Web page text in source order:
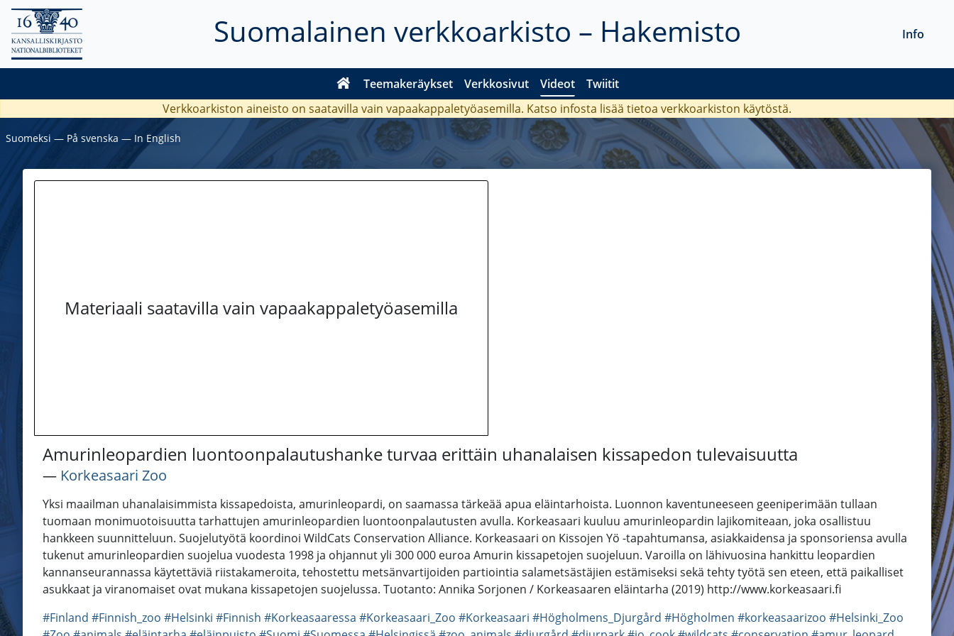
Suomalainen verkkoarkisto – Hakemisto
Teemakeräykset Verkkosivut Videot Twiitit
Info
Verkkoarkiston aineisto on saatavilla vain vapaakappaletyöasemilla. Katso infosta lisää tietoa verkkoarkiston käytöstä.
Suomeksi ― På svenska ― In English
Materiaali saatavilla vain vapaakappaletyöasemilla
Amurinleopardien luontoonpalautushanke turvaa erittäin uhanalaisen kissapedon tulevaisuutta
― Korkeasaari Zoo
Yksi maailman uhanalaisimmista kissapedoista, amurinleopardi, on saamassa tärkeää apua eläintarhoista. Luonnon kaventuneeseen geeniperimään tullaan
tuomaan monimuotoisuutta tarhattujen amurinleopardien luontoonpalautusten avulla. Korkeasaari kuuluu amurinleopardin lajikomiteaan, joka osallistuu
hankkeen suunnitteluun. Suojelutyötä koordinoi WildCats Conservation Alliance. Korkeasaari on Kissojen Yö -tapahtumansa, asiakkaidensa ja sponsoriensa avulla
tukenut amurinleopardien suojelua vuodesta 1998 ja ohjannut yli 300 000 euroa Amurin kissapetojen suojeluun. Varoilla on lähivuosina hankittu leopardien
kannanseurannassa käytettäviä riistakameroita, tehostettu metsänvartijoiden partiointia salametsästäjien estämiseksi sekä tehty työtä sen eteen, että paikalliset
asukkaat ja viranomaiset ovat mukana kissapetojen suojelussa. Tuotanto: Annika Sorjonen / Korkeasaaren eläintarha (2019) http://www.korkeasaari.fi
#Finland #Finnish_zoo #Helsinki #Finnish #Korkeasaaressa #Korkeasaari_Zoo #Korkeasaari #Högholmens_Djurgård #Högholmen #korkeasaarizoo #Helsinki_Zoo